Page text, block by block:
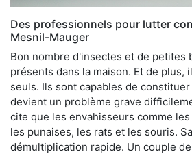
Des professionnels pour lutter
Mesnil-Mauger
Bon nombre d'insectes et de petites
présents dans la maison. Et de plus,
seuls. Ils sont capables de
devient un problème grave
cite que les envahisseurs comme
les punaises, les rats et les souris.
démultiplication rapide. Un couple